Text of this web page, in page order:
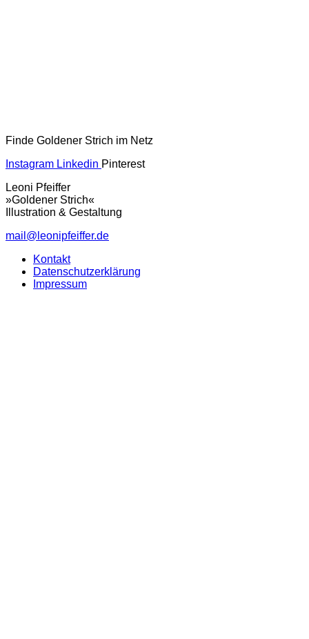
Finde Goldener Strich im Netz
Instagram Linkedin Pinterest
Leoni Pfeiffer
»Goldener Strich«
Illustration & Gestaltung
mail@leonipfeiffer.de
Kontakt
Datenschutzerklärung
Impressum